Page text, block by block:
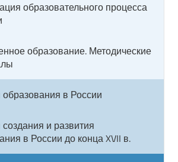
образовательного процесса
образование. Методические
в России
и развития
в России до конца XVII в.